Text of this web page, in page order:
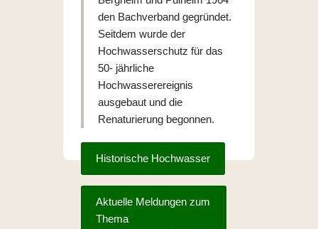
den Bachverband gegründet.
Seitdem wurde der
Hochwasserschutz für das
50- jährliche
Hochwasserereignis
ausgebaut und die
Renaturierung begonnen.
Historische Hochwasser
Aktuelle Meldungen zum
Thema